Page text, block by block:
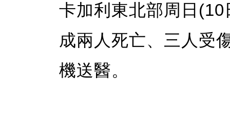
卡加利東北部周日
成兩人死亡、三人受
機送醫。